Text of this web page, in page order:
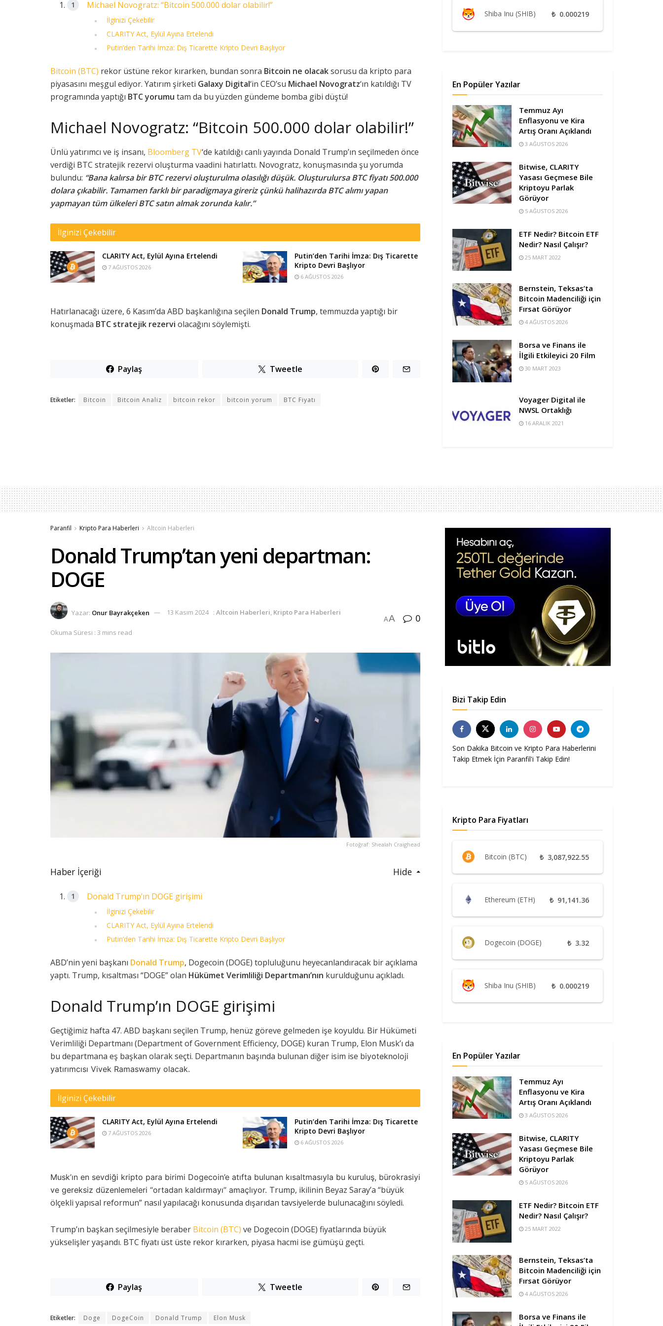
Michael Novogratz: “Bitcoin 500.000 dolar olabilir!”
İlginizi Çekebilir
CLARITY Act, Eylül Ayına Ertelendi
Putin’den Tarihi İmza: Dış Ticarette Kripto Devri Başlıyor
Bitcoin (BTC) rekor üstüne rekor kırarken, bundan sonra Bitcoin ne olacaksorusu da kripto para
piyasasını meşgul ediyor. Yatırım şirketi Galaxy Digital‘in CEO’su Michael Novogratz‘ın katıldığı TV
programında yaptığı BTC yorumu tam da bu yüzden gündeme bomba gibi düştü!
Michael Novogratz: “Bitcoin 500.000 dolar olabilir!”
Ünlü yatırımcı ve iş insanı, Bloomberg TV‘de katıldığı canlı yayında Donald Trump’ın seçilmeden önce
verdiği BTC stratejik rezervi oluşturma vaadini hatırlattı. Novogratz, konuşmasında şu yorumda
bulundu: “Bana kalırsa bir BTC rezervi oluşturulma olasılığı düşük. Oluşturulursa BTC fiyatı 500.000
dolara çıkabilir. Tamamen farklı bir paradigmaya gireriz çünkü halihazırda BTC alımı yapan
yapmayan tüm ülkeleri BTC satın almak zorunda kalır.”
İlginizi Çekebilir
CLARITY Act, Eylül Ayına Ertelendi
7 AĞUSTOS 2026
Putin’den Tarihi İmza: Dış Ticarette
Kripto Devri Başlıyor
6 AĞUSTOS 2026
Hatırlanacağı üzere, 6 Kasım’da ABD başkanlığına seçilen Donald Trump, temmuzda yaptığı bir
konuşmada BTC stratejik rezervi olacağını söylemişti.
Paylaş Tweetle
Etiketler: Bitcoin Bitcoin Analiz bitcoin rekor bitcoin yorum BTC Fiyatı
Shiba Inu (SHIB) ₺ 0.000219
En Popüler Yazılar
Temmuz Ayı
Enflasyonu ve Kira
Artış Oranı Açıklandı
3 AĞUSTOS 2026
Bitwise, CLARITY
Yasası Geçmese Bile
Kriptoyu Parlak
Görüyor
5 AĞUSTOS 2026
ETF Nedir? Bitcoin ETF
Nedir? Nasıl Çalışır?
25 MART 2022
Bernstein, Teksas’ta
Bitcoin Madenciliği için
Fırsat Görüyor
4 AĞUSTOS 2026
Borsa ve Finans ile
İlgili Etkileyici 20 Film
30 MART 2023
Voyager Digital ile
NWSL Ortaklığı
16 ARALIK 2021
Paranfil Kripto Para Haberleri Altcoin Haberleri
Donald Trump’tan yeni departman:
DOGE
Yazar: Onur Bayrakçeken 13 Kasım 2024 : Altcoin Haberleri, Kripto Para Haberleri
Okuma Süresi : 3 mins read
AA 0
Fotoğraf: Shealah Craighead
Haber İçeriği Hide
Donald Trump’ın DOGE girişimi
İlginizi Çekebilir
CLARITY Act, Eylül Ayına Ertelendi
Putin’den Tarihi İmza: Dış Ticarette Kripto Devri Başlıyor
ABD’nin yeni başkanı Donald Trump, Dogecoin (DOGE) topluluğunu heyecanlandıracak bir açıklama
yaptı. Trump, kısaltması “DOGE” olan Hükümet Verimliliği Departmanı’nın kurulduğunu açıkladı.
Donald Trump’ın DOGE girişimi
Geçtiğimiz hafta 47. ABD başkanı seçilen Trump, henüz göreve gelmeden işe koyuldu. Bir Hükümeti
Verimliliği Departmanı (Department of Government Efficiency, DOGE) kuran Trump, Elon Musk’ı da
bu departmana eş başkan olarak seçti. Departmanın başında bulunan diğer isim ise biyoteknoloji
yatırımcısı Vivek Ramaswamy olacak.
İlginizi Çekebilir
CLARITY Act, Eylül Ayına Ertelendi
7 AĞUSTOS 2026
Putin’den Tarihi İmza: Dış Ticarette
Kripto Devri Başlıyor
6 AĞUSTOS 2026
Musk’ın en sevdiği kripto para birimi Dogecoin’e atıfta bulunan kısaltmasıyla bu kuruluş, bürokrasiyi
ve gereksiz düzenlemeleri “ortadan kaldırmayı” amaçlıyor. Trump, ikilinin Beyaz Saray’a “büyük
ölçekli yapısal reformun” nasıl yapılacağı konusunda dışarıdan tavsiyelerde bulunacağını söyledi.
Trump’ın başkan seçilmesiyle beraber Bitcoin (BTC) ve Dogecoin (DOGE) fiyatlarında büyük
yükselişler yaşandı. BTC fiyatı üst üste rekor kırarken, piyasa hacmi ise gümüşü geçti.
Paylaş Tweetle
Etiketler: Doge DogeCoin Donald Trump Elon Musk
Bizi Takip Edin
Son Dakika Bitcoin ve Kripto Para Haberlerini
Takip Etmek İçin Paranfil'i Takip Edin!
Kripto Para Fiyatları
Bitcoin (BTC) ₺ 3,087,922.55
Ethereum (ETH) ₺ 91,141.36
Dogecoin (DOGE) ₺ 3.32
Shiba Inu (SHIB) ₺ 0.000219
En Popüler Yazılar
Temmuz Ayı
Enflasyonu ve Kira
Artış Oranı Açıklandı
3 AĞUSTOS 2026
Bitwise, CLARITY
Yasası Geçmese Bile
Kriptoyu Parlak
Görüyor
5 AĞUSTOS 2026
ETF Nedir? Bitcoin ETF
Nedir? Nasıl Çalışır?
25 MART 2022
Bernstein, Teksas’ta
Bitcoin Madenciliği için
Fırsat Görüyor
4 AĞUSTOS 2026
Borsa ve Finans ile